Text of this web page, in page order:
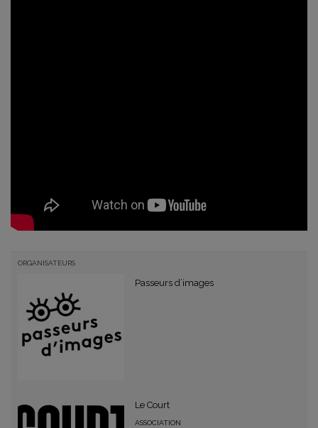
ORGANISATEURS
Passeurs d’images
Le Court
ASSOCIATION